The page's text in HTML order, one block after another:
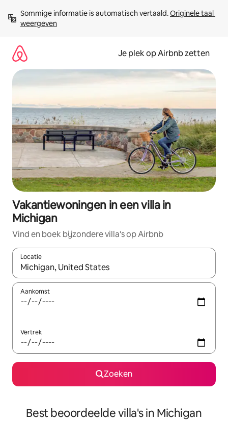
direct
naar
Sommige informatie is automatisch vertaald. Originele taal
weergeven
Je plek op Airbnb zetten
Vakantiewoningen in een villa in
Michigan
Vind en boek bijzondere villa's op Airbnb
Locatie
Wanneer er resultaten beschikbaar zijn, maak je een keuze
Aankomst
Vertrek
Zoeken
Best beoordeelde villa's in Michigan